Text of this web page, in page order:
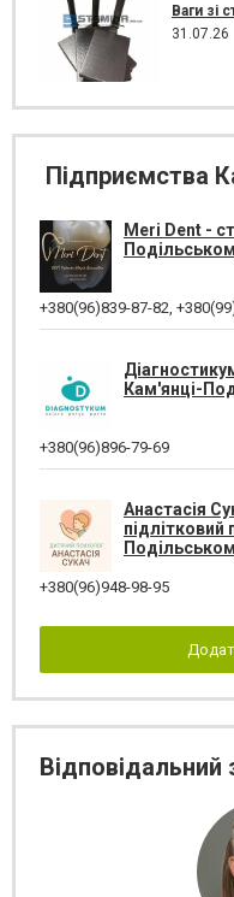
Ваги зі
31.07.26
Підприємства
Meri Dent -
+380(96)839-87-82,
Кам'янці-
+380(96)896-79-69
Анастасія
підлітковий
+380(96)948-98-95
Відповідальний